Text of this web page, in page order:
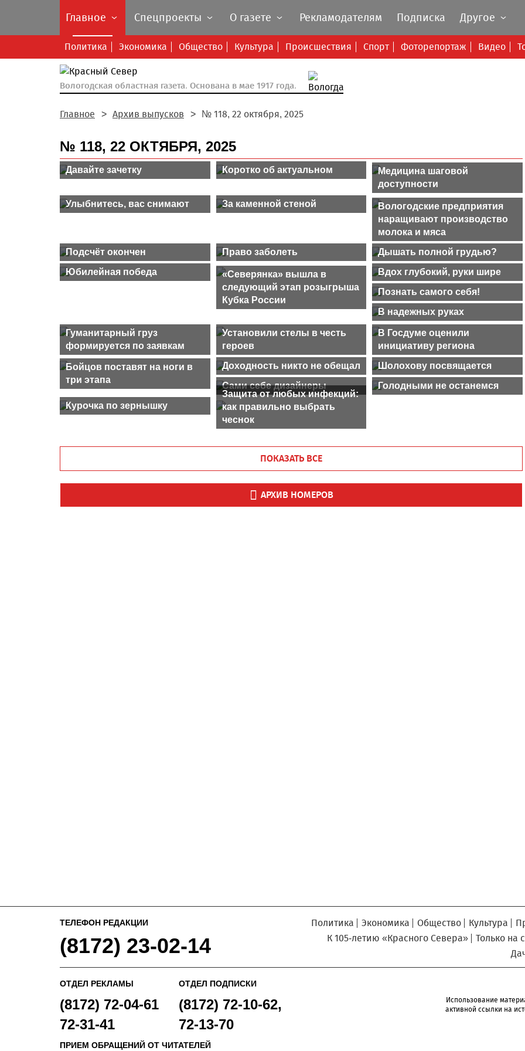
Главное
Политика Экономика Общество Культура Происшествия Спорт Фоторепортаж Видео
Спецпроекты О газете Рекламодателям Подписка Другое
Вологодская областная газета. Основана в мае 1917 года.
Главное Архив выпусков № 118, 22 октября, 2025
№ 118, 22 ОКТЯБРЯ, 2025
Давайте зачетку Коротко об актуальном
Медицина шаговой
доступности
Улыбнитесь, вас снимают
За каменной стеной
Вологодские предприятия
наращивают производство
молока и мяса
Подсчёт окончен
Право заболеть
Дышать полной грудью?
Юбилейная победа
«Северянка» вышла в
следующий этап розыгрыша
Кубка России
Вдох глубокий, руки шире
Познать самого себя!
В надежных руках
Гуманитарный груз
формируется по заявкам
Установили стелы в честь
героев
В Госдуме оценили
инициативу региона
Бойцов поставят на ноги в
три этапа
Доходность никто не обещал
Шолохову посвящается
Сами себе дизайнеры
Голодными не останемся
Курочка по зернышку
Защита от любых инфекций:
как правильно выбрать
чеснок
ПОКАЗАТЬ ВСЕ
АРХИВ НОМЕРОВ
ТЕЛЕФОН РЕДАКЦИИ
(8172) 23-02-14
Политика Экономика Общество Культура
К 105-летию «Красного Севера»
Только на
ОТДЕЛ РЕКЛАМЫ
(8172) 72-04-61
72-31-41
ОТДЕЛ ПОДПИСКИ
(8172) 72-10-62,
72-13-70
ПРИЕМ ОБРАЩЕНИЙ ОТ ЧИТАТЕЛЕЙ
Использование
активной ссылки на